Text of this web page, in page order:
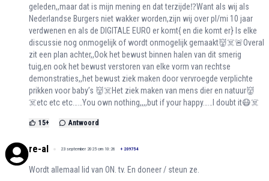
geleden,,maar dat is mijn mening en dat terzijde⁉️Want als wij als
Nederlandse Burgers niet wakker worden,zijn wij over pl/mi 10 jaar
verdwenen en als de DIGITALE EURO er komt{ en die komt er} Is elke
discussie nog onmogelijk of wordt onmogelijk gemaakt👹☠️🚨Overal
zit een plan achter,,Ook het bewust binnen halen van dit smerig
tuig,en ook het bewust verstoren van elke vorm van rechtse
demonstraties,,het bewust ziek maken door vervroegde verplichte
prikken voor baby’s 👹☠️Het ziek maken van mens dier en natuur👹
☠️etc etc etc……You own nothing,,,,but if your happy……I doubt it😷☠️
15+ Antwoord
re-al 23 september 2025 om 10:26 + 209754
Wordt allemaal lid van ON. tv. En doneer / steun ze.